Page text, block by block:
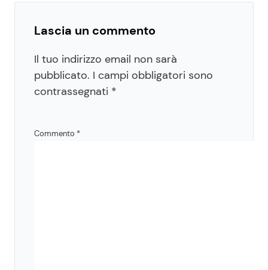
Lascia un commento
Il tuo indirizzo email non sarà
pubblicato. I campi obbligatori sono
contrassegnati *
Commento *